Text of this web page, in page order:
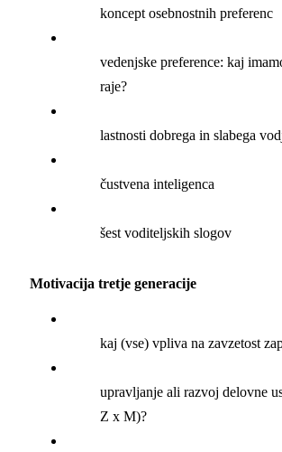
koncept osebnostnih preferenc
vedenjske preference: kaj
raje?
lastnosti dobrega in slabega
čustvena inteligenca
šest voditeljskih slogov
Motivacija tretje generacije
kaj (vse) vpliva na zavzetost
upravljanje ali razvoj delovne
Z x M)?